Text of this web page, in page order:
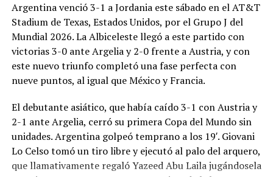
Argentina venció 3-1 a Jordania este sábado en el AT&T
Stadium de Texas, Estados Unidos, por el Grupo J del
Mundial 2026. La Albiceleste llegó a este partido con
victorias 3-0 ante Argelia y 2-0 frente a Austria, y con
este nuevo triunfo completó una fase perfecta con
nueve puntos, al igual que México y Francia.
El debutante asiático, que había caído 3-1 con Austria y
2-1 ante Argelia, cerró su primera Copa del Mundo sin
unidades. Argentina golpeó temprano a los 19′. Giovani
Lo Celso tomó un tiro libre y ejecutó al palo del arquero,
que llamativamente regaló Yazeed Abu Laila jugándosela